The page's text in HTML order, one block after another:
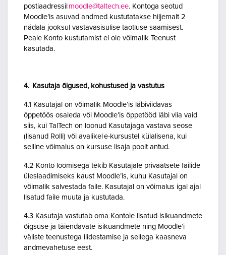
postiaadressil moodle@taltech.ee. Kontoga seotud
Moodle’is asuvad andmed kustutatakse hiljemalt 2
nädala jooksul vastavasisulise taotluse saamisest.
Peale Konto kustutamist ei ole võimalik Teenust
kasutada.
4. Kasutaja õigused, kohustused ja vastutus
4.1 Kasutajal on võimalik Moodle’is läbiviidavas
õppetöös osaleda või Moodle’is õppetööd läbi viia vaid
siis, kui TalTech on loonud Kasutajaga vastava seose
(lisanud Rolli) või avalikel e-kursustel külalisena, kui
selline võimalus on kursuse lisaja poolt antud.
4.2 Konto loomisega tekib Kasutajale privaatsete failide
üleslaadimiseks kaust Moodle’is, kuhu Kasutajal on
võimalik salvestada faile. Kasutajal on võimalus igal ajal
lisatud faile muuta ja kustutada.
4.3 Kasutaja vastutab oma Kontole lisatud isikuandmete
õigsuse ja täiendavate isikuandmete ning Moodle’i
väliste teenustega liidestamise ja sellega kaasneva
andmevahetuse eest.